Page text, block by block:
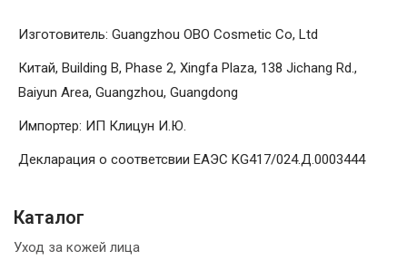
Изготовитель: Guangzhou OBO Cosmetic Co, Ltd
Китай, Building B, Phase 2, Xingfa Plaza, 138 Jichang Rd.,
Baiyun Area, Guangzhou, Guangdong
Импортер: ИП Клицун И.Ю.
Декларация о соответсвии ЕАЭС KG417/024.Д.0003444
Каталог
Уход за кожей лица